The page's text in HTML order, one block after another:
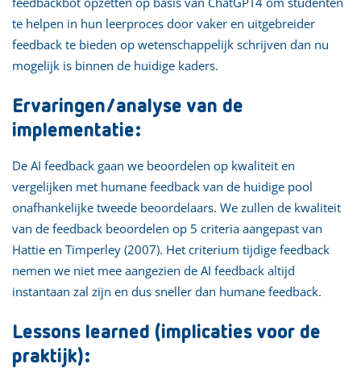
te helpen in hun leerproces door vaker en uitgebreider
feedback te bieden op wetenschappelijk schrijven dan nu
mogelijk is binnen de huidige kaders.
Ervaringen/analyse van de
implementatie:
De AI feedback gaan we beoordelen op kwaliteit en
vergelijken met humane feedback van de huidige pool
onafhankelijke tweede beoordelaars. We zullen de kwaliteit
van de feedback beoordelen op 5 criteria aangepast van
Hattie en Timperley (2007). Het criterium tijdige feedback
nemen we niet mee aangezien de AI feedback altijd
instantaan zal zijn en dus sneller dan humane feedback.
Lessons learned (implicaties voor de
praktijk):